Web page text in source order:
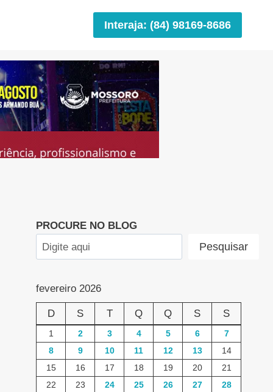
Interaja: (84) 98169-8686
PROCURE NO BLOG
Pesquisar
fevereiro 2026
D S T Q Q S S
1 2 3 4 5 6
7
8
9 10 11 12 13
14
15
16 17 18 19 20
21
22
23 24 25 26 27 28